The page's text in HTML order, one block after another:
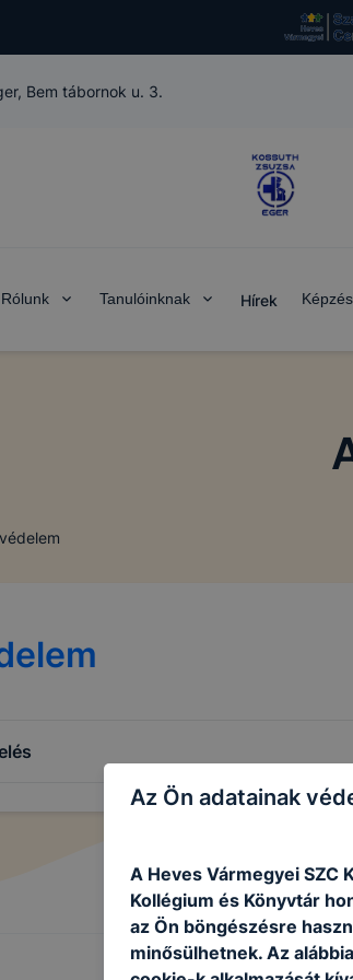
Bem tábornok u. 3.
Rólunk Tanulóinknak Hírek
Az Ön adatainak
A Heves Vármegyei SZC
Kollégium és Könyvtár
az Ön böngészésre
minősülhetnek. Az